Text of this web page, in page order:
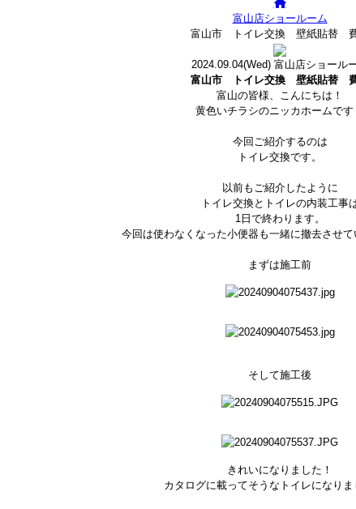
富山店ショールーム
富山市 トイレ交換 壁紙貼替
2024.09.04(Wed)富山店ショール
富山市 トイレ交換 壁紙貼替
富山の皆様、こんにちは！
黄色いチラシのニッカホームです
今回ご紹介するのは
トイレ交換です。
以前もご紹介したように
トイレ交換とトイレの内装工事
1日で終わります。
今回は使わなくなった小便器も一緒に撤去させて
まずは施工前
そして施工後
きれいになりました！
カタログに載ってそうなトイレになりま